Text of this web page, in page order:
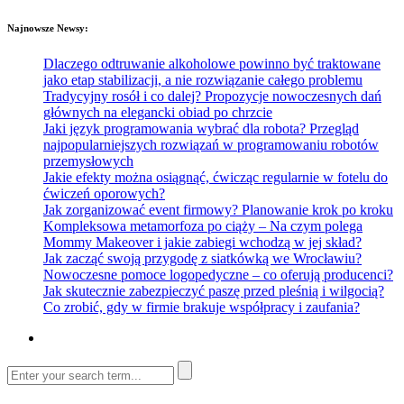
Najnowsze Newsy:
Dlaczego odtruwanie alkoholowe powinno być traktowane
jako etap stabilizacji, a nie rozwiązanie całego problemu
Tradycyjny rosół i co dalej? Propozycje nowoczesnych dań
głównych na elegancki obiad po chrzcie
Jaki język programowania wybrać dla robota? Przegląd
najpopularniejszych rozwiązań w programowaniu robotów
przemysłowych
Jakie efekty można osiągnąć, ćwicząc regularnie w fotelu do
ćwiczeń oporowych?
Jak zorganizować event firmowy? Planowanie krok po kroku
Kompleksowa metamorfoza po ciąży – Na czym polega
Mommy Makeover i jakie zabiegi wchodzą w jej skład?
Jak zacząć swoją przygodę z siatkówką we Wrocławiu?
Nowoczesne pomoce logopedyczne – co oferują producenci?
Jak skutecznie zabezpieczyć paszę przed pleśnią i wilgocią?
Co zrobić, gdy w firmie brakuje współpracy i zaufania?